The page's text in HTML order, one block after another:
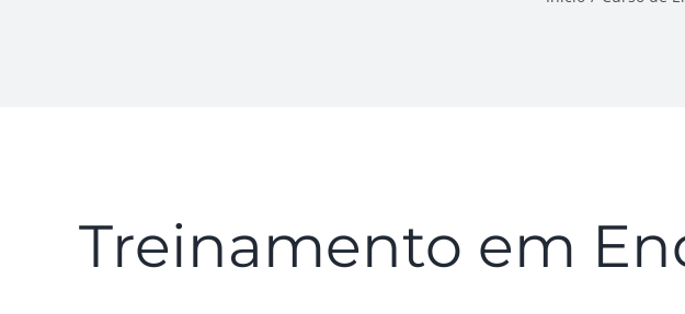
Treinamento em